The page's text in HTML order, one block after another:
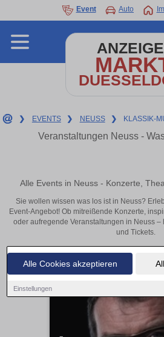
Alle Cookies akzeptieren
Einstellungen
Event Auto
❯ EVENTS ❯ NEUSS ❯ KLASSIK-
Veranstaltungen Neuss -
Alle Events in Neuss - Konzerte,
Sie wollen wissen was los ist in Neuss?
Event-Angebot! Ob mitreißende Konzerte,
oder aufregende Veranstaltungen in Neuss
und Tickets.